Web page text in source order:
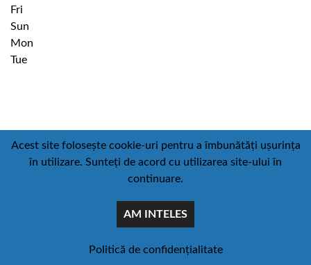
Fri
Sun
Mon
Tue
Institutiile subordonate
Directia Generală de Asistență Socială și Protecția
Biblioteca Județeana "Gh.Asachi" Iași
Filarmonica "Moldova" Iași
Acest site folosește cookie-uri pentru a îmbunătăți ușurința
în utilizare. Sunteți de acord cu utilizarea site-ului în
continuare.
AM INTELES
Politică de confidențialitate